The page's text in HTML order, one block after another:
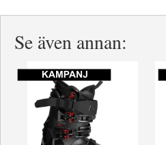
Se även annan: